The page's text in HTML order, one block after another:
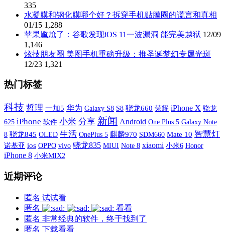
335
水凝膜和钢化膜哪个好？拆穿手机贴膜圈的谎言和真相
01/15 1,288
苹果尴尬了：谷歌发现iOS 11一波漏洞 能完美越狱 12/09
1,146
炫技朋友圈 美图手机重磅升级：推圣诞梦幻专属光斑
12/23 1,321
热门标签
科技 哲理 一加5 华为 Galaxy S8 S8 骁龙660 荣耀 iPhone X 骁龙
625 iPhone 软件 小米 分享 新闻 Android One Plus 5 Galaxy Note
8 骁龙845 OLED 生活 OnePlus 5 麒麟970 SDM660 Mate 10 智慧灯
诺基亚 ios OPPO vivo 骁龙835 MIUI Note 8 xiaomi 小米6 Honor
iPhone 8 小米MIX2
近期评论
匿名 试试看
匿名
看看
匿名 非常经典的软件，终于找到了
匿名 下载看看